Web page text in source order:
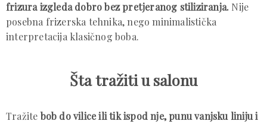
frizura izgleda dobro bez pretjeranog stiliziranja. Nije
posebna frizerska tehnika, nego minimalistička
interpretacija klasičnog boba.
Šta tražiti u salonu
Tražitebob do vilice ili tik ispod nje, punu vanjsku liniju i